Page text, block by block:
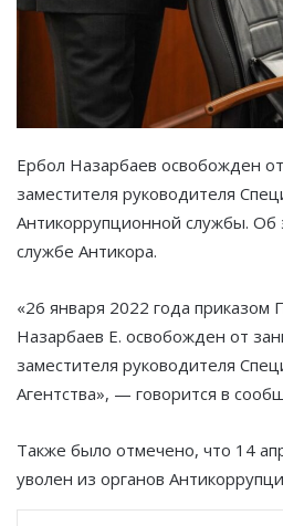
Ербол Назарбаев освобожден
заместителя руководителя
Антикоррупционной службы. Об
службе Антикора.
«26 января 2022 года приказом
Назарбаев Е. освобожден от
заместителя руководителя
Агентства», — говорится в
Также было отмечено, что 14
уволен из органов